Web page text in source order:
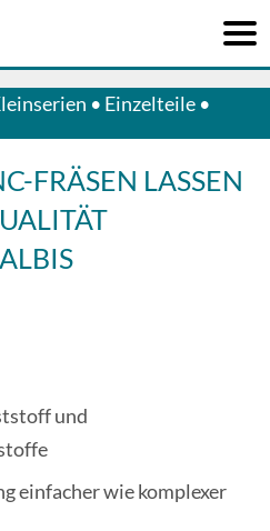
me
nu
• Einzelteile •
FRÄSEN LASSEN
und
einfacher wie komplexer